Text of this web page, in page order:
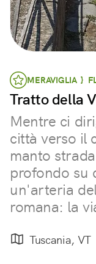
MERAVIGLIA }
Tratto della
Mentre ci
città verso il
manto
profondo su
un'arteria
romana: la
Tuscania, VT